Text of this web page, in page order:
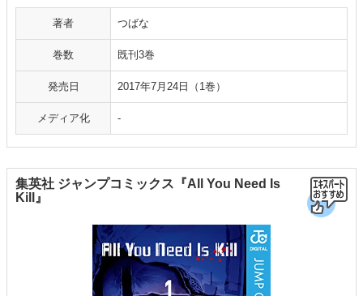
著者 つばな
巻数 既刊3巻
発売日 2017年7月24日（1巻）
メディア化 -
集英社 ジャンプコミックス『All You Need Is
Kill』